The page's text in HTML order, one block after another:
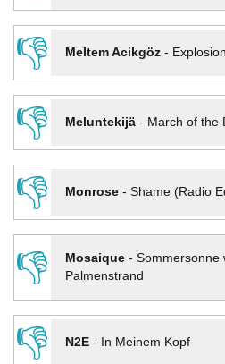
👎
Meltem Acikgöz-
👎
Meluntekijä- March of the
👎
Monrose- Shame (Radio
👎
Mosaique- Sommersonne
Palmenstrand
👎
N2E- In Meinem Kopf